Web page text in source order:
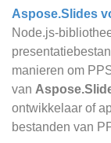
Aspose.Slides
Node.js-
manieren om
van
ontwikkelaar of
bestanden van